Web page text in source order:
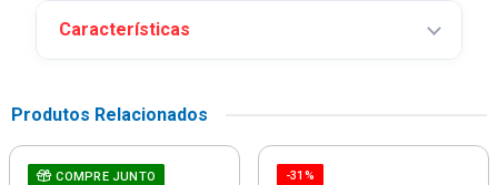
Características
Produtos Relacionados
COMPRE JUNTO -31%